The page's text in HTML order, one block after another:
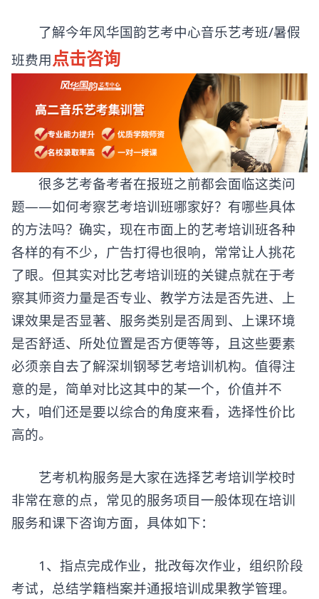
了解今年风华国韵艺考中心音乐艺考班/暑假
班费用点击咨询
很多艺考备考者在报班之前都会面临这类问
题——如何考察艺考培训班哪家好？有哪些具体
的方法吗？确实，现在市面上的艺考培训班各种
各样的有不少，广告打得也很响，常常让人挑花
了眼。但其实对比艺考培训班的关键点就在于考
察其师资力量是否专业、教学方法是否先进、上
课效果是否显著、服务类别是否周到、上课环境
是否舒适、所处位置是否方便等等，且这些要素
必须亲自去了解深圳钢琴艺考培训机构。值得注
意的是，简单对比这其中的某一个，价值并不
大，咱们还是要以综合的角度来看，选择性价比
高的。
艺考机构服务是大家在选择艺考培训学校时
非常在意的点，常见的服务项目一般体现在培训
服务和课下咨询方面，具体如下：
1、指点完成作业，批改每次作业，组织阶段
考试，总结学籍档案并通报培训成果教学管理。